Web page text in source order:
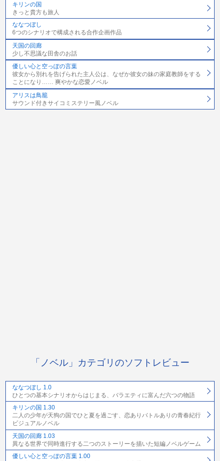
キリンの国
きっと貴方も旅人
ななつぼし
6つのシナリオで構成される合作企画作品
天国の回廊
少し不思議な田舎のお話
優しい心と空っぽの言葉
彼女から別れを告げられた主人公は、なぜか彼女の妹の家庭教師をする
ことになり…… 爽やかな恋愛ノベル
アリスは鳥籠
サウンド付きサイコミステリー風ノベル
「ノベル」カテゴリのソフトレビュー
ななつぼし 1.0
ひとつの基本シナリオからはじまる、バラエティに富んだ六つの物語
キリンの国 1.30
二人の少年が天狗の国でひと夏を過ごす、恋ありバトルありの青春紀行
ビジュアルノベル
天国の回廊 1.03
異なる世界で同時進行する二つのストーリーを描いた短編ノベルゲーム
優しい心と空っぽの言葉 1.00